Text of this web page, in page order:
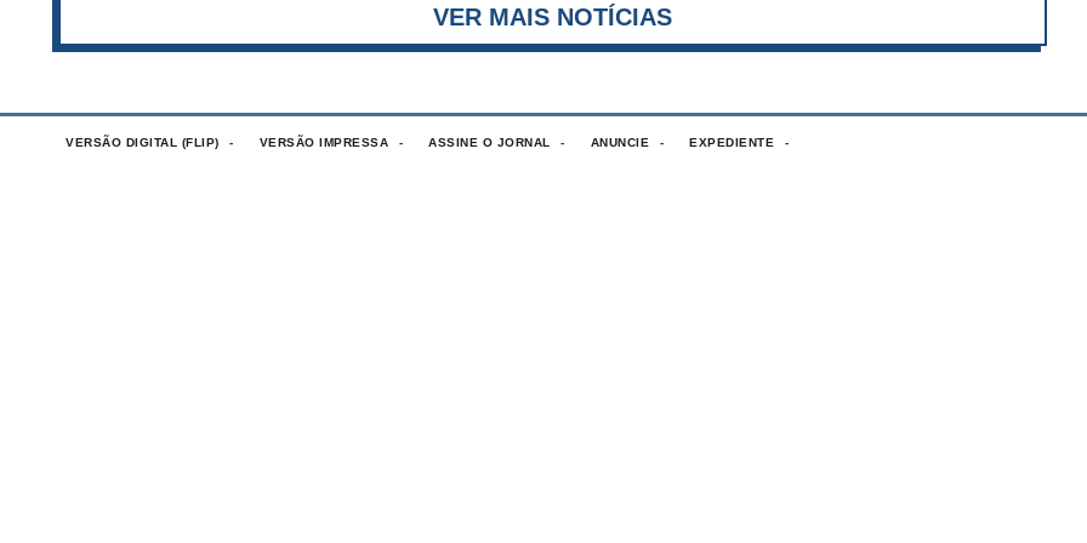
VER MAIS NOTÍCIAS
VERSÃO DIGITAL (FLIP) VERSÃO IMPRESSA ASSINE O JORNAL ANUNCIE EXPEDIENTE